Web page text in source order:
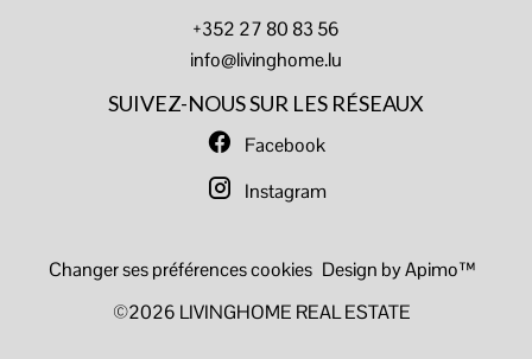
+352 27 80 83 56
info@livinghome.lu
SUIVEZ-NOUS SUR LES RÉSEAUX
Facebook
Instagram
Changer ses préférences cookies Design byApimo™
©2026 LIVINGHOME REAL ESTATE